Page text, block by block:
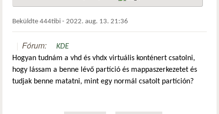
Beküldte 444tibi - 2022. aug. 13. 21:36
Fórum:
KDE
Hogyan tudnám a vhd és vhdx virtuális konténert csatolni,
hogy lássam a benne lévő partíció és mappaszerkezetet és
tudjak benne matatni, mint egy normál csatolt partíción?